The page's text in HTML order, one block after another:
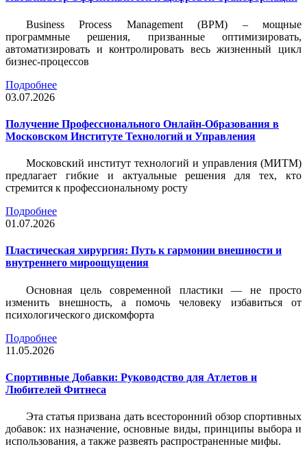
Business Process Management (BPM) – мощные
программные решения, призванные оптимизировать,
автоматизировать и контролировать весь жизненный цикл
бизнес-процессов
Подробнее
03.07.2026
Получение Профессионального Онлайн-Образования в
Московском Институте Технологий и Управления
Московский институт технологий и управления (МИТМ)
предлагает гибкие и актуальные решения для тех, кто
стремится к профессиональному росту
Подробнее
01.07.2026
Пластическая хирургия: Путь к гармонии внешности и
внутреннего мироощущения
Основная цель современной пластики — не просто
изменить внешность, а помочь человеку избавиться от
психологического дискомфорта
Подробнее
11.05.2026
Спортивные Добавки: Руководство для Атлетов и
Любителей Фитнеса
Эта статья призвана дать всесторонний обзор спортивных
добавок: их назначение, основные виды, принципы выбора и
использования, а также развеять распространенные мифы.